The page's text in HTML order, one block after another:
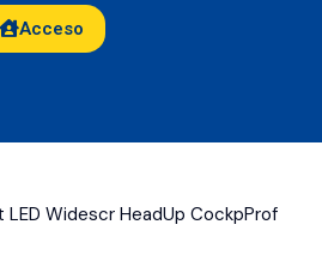
Acceso
LED Widescr HeadUp CockpProf